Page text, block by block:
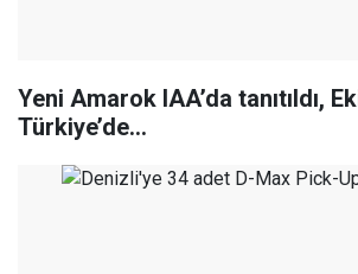
Yeni Amarok IAA’da tanıtıldı,
Türkiye’de…